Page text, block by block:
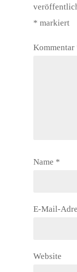
* markiert
Kommentar
Name *
E-Mail-
Website